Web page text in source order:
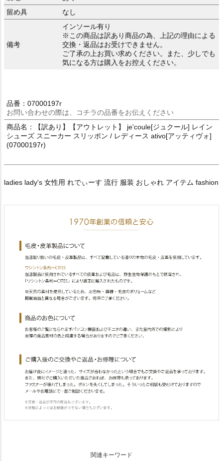
留め具
なし
備考
インソール有り
※この商品は訳あり商品の為、上記の理由による
交換・返品はお受けできません。
ご了承の上お買い求めください。また、少しでも
気になる方は購入をお控えください。
品番：07000197r
お問い合わせの際は、コチラの品番をお伝えください
商品名：【訳あり】【アウトレット】 je'coule[ジュクール] レイン
シューズ スニーカー スリッポン / レディース ativo[アッティヴォ]
(07000197r)
ladies lady's 女性用 れでぃーす 流行 服装 おしゃれ アイテム fashion
関連キーワード